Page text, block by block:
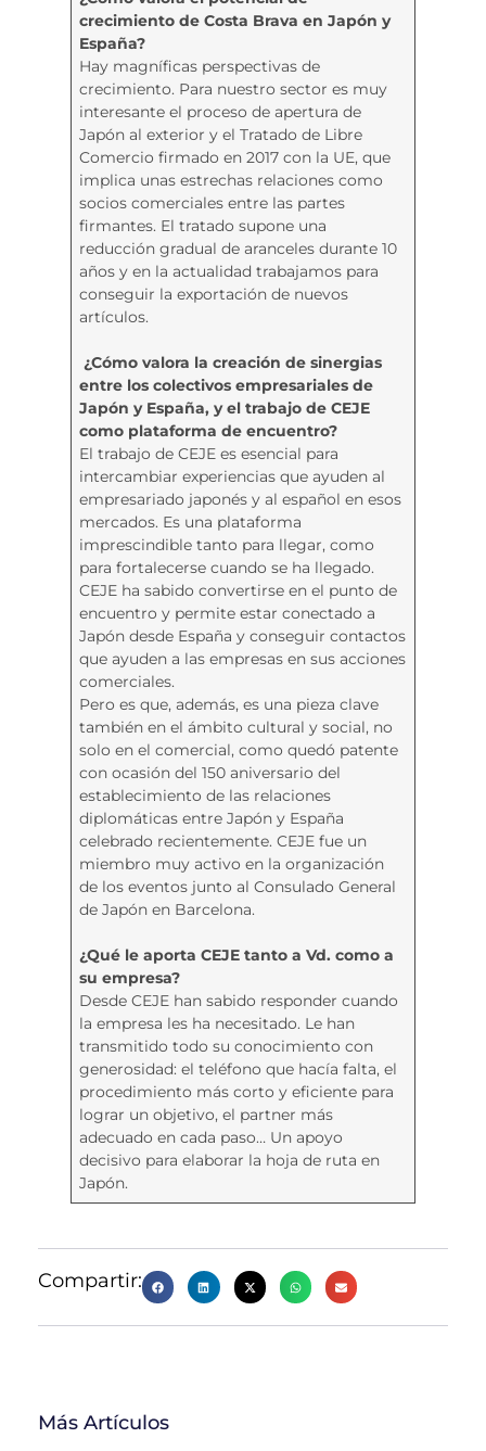
crecimiento de Costa Brava en Japón y
España?
Hay magníficas perspectivas de
crecimiento. Para nuestro sector es muy
interesante el proceso de apertura de
Japón al exterior y el Tratado de Libre
Comercio firmado en 2017 con la UE, que
implica unas estrechas relaciones como
socios comerciales entre las partes
firmantes. El tratado supone una
reducción gradual de aranceles durante 10
años y en la actualidad trabajamos para
conseguir la exportación de nuevos
artículos.
¿Cómo valora la creación de sinergias
entre los colectivos empresariales de
Japón y España, y el trabajo de CEJE
como plataforma de encuentro?
El trabajo de CEJE es esencial para
intercambiar experiencias que ayuden al
empresariado japonés y al español en esos
mercados. Es una plataforma
imprescindible tanto para llegar, como
para fortalecerse cuando se ha llegado.
CEJE ha sabido convertirse en el punto de
encuentro y permite estar conectado a
Japón desde España y conseguir contactos
que ayuden a las empresas en sus acciones
comerciales.
Pero es que, además, es una pieza clave
también en el ámbito cultural y social, no
solo en el comercial, como quedó patente
con ocasión del 150 aniversario del
establecimiento de las relaciones
diplomáticas entre Japón y España
celebrado recientemente. CEJE fue un
miembro muy activo en la organización
de los eventos junto al Consulado General
de Japón en Barcelona.
¿Qué le aporta CEJE tanto a Vd. como a
su empresa?
Desde CEJE han sabido responder cuando
la empresa les ha necesitado. Le han
transmitido todo su conocimiento con
generosidad: el teléfono que hacía falta, el
procedimiento más corto y eficiente para
lograr un objetivo, el partner más
adecuado en cada paso… Un apoyo
decisivo para elaborar la hoja de ruta en
Japón.
Compartir:
Más Artículos